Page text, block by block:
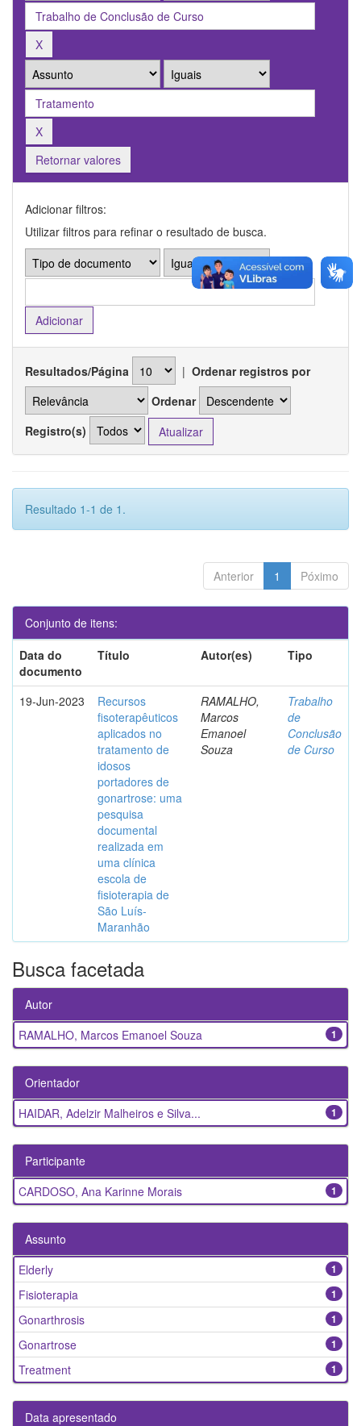
Retornar valores
Adicionar filtros:
Utilizar filtros para refinar o resultado de busca.
Resultados/Página | Ordenar registros por
Ordenar
Registro(s)
Resultado 1-1 de 1.
Anterior 1 Póximo
Conjunto de itens:
Data do
documento
Título Autor(es) Tipo
19-Jun-2023
Recursos
fisoterapêuticos
aplicados no
tratamento de
idosos
portadores de
gonartrose: uma
pesquisa
documental
realizada em
uma clínica
escola de
fisioterapia de
São Luís-
Maranhão
RAMALHO,
Marcos
Emanoel
Souza
Trabalho
de
Conclusão
de Curso
Busca facetada
Autor
1
RAMALHO, Marcos Emanoel Souza
Orientador
1
HAIDAR, Adelzir Malheiros e Silva...
Participante
1
CARDOSO, Ana Karinne Morais
Assunto
1
Elderly
1
Fisioterapia
1
Gonarthrosis
1
Gonartrose
1
Treatment
Data apresentado